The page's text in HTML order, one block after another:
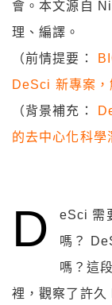
會。本文源自
理、編譯。
（前情提要：
DeSci 新專案
（背景補充：
的去中心化科學
D
eSci 需
嗎？
嗎？這
裡，觀察了許久